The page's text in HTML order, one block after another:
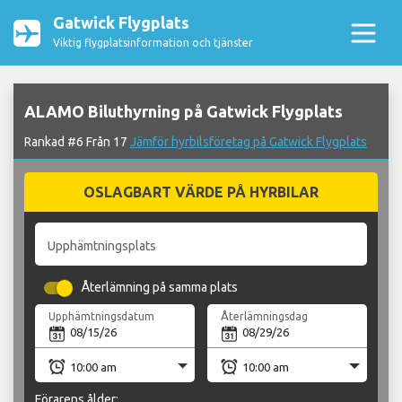
Gatwick Flygplats
Viktig flygplatsinformation och tjänster
ALAMO Biluthyrning på Gatwick Flygplats
Rankad #6 Från 17 Jämför hyrbilsföretag på Gatwick Flygplats
OSLAGBART VÄRDE PÅ HYRBILAR
Upphämtningsplats
Återlämning på samma plats
Upphämtningsdatum Återlämningsdag